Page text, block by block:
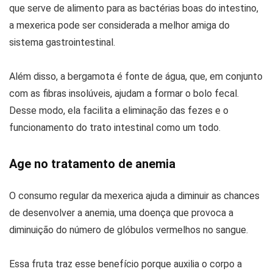
que serve de alimento para as bactérias boas do intestino,
a mexerica pode ser considerada a melhor amiga do
sistema gastrointestinal.
Além disso, a bergamota é fonte de água, que, em conjunto
com as fibras insolúveis, ajudam a formar o bolo fecal.
Desse modo, ela facilita a eliminação das fezes e o
funcionamento do trato intestinal como um todo.
Age no tratamento de anemia
O consumo regular da mexerica ajuda a diminuir as chances
de desenvolver a anemia, uma doença que provoca a
diminuição do número de glóbulos vermelhos no sangue.
Essa fruta traz esse benefício porque auxilia o corpo a